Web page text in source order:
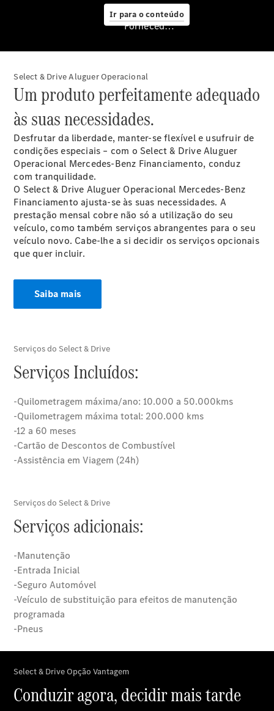
Ir para o conteúdo
Manutenção
Reparação
e oficina
Digitais
Assistência
em estrada
Contratos
de Serviço
Peças e
Acessórios
Collection
Manuais de
Condutor
Ações de
Serviço
Notícias
Eventos
Sobre nós
Informações
sobre a
Fornecedor/Proteção de dados
Select & Drive Aluguer Operacional
Um produto perfeitamente adequado
às suas necessidades.
Desfrutar da liberdade, manter-se flexível e usufruir de
condições especiais – com o Select & Drive Aluguer
Operacional Mercedes-Benz Financiamento, conduz
com tranquilidade.
O Select & Drive Aluguer Operacional Mercedes-Benz
Financiamento ajusta-se às suas necessidades. A
prestação mensal cobre não só a utilização do seu
veículo, como também serviços abrangentes para o seu
veículo novo. Cabe-lhe a si decidir os serviços opcionais
que quer incluir.
Saiba mais